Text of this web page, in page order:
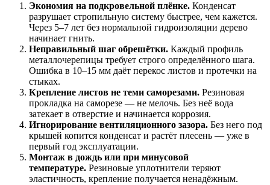
Экономия на подкровельной плёнке. Конденсат
разрушает стропильную систему быстрее, чем кажется.
Через 5–7 лет без нормальной гидроизоляции дерево
начинает гнить.
Неправильный шаг обрешётки. Каждый профиль
металлочерепицы требует строго определённого шага.
Ошибка в 10–15 мм даёт перекос листов и протечки на
стыках.
Крепление листов не теми саморезами. Резиновая
прокладка на саморезе — не мелочь. Без неё вода
затекает в отверстие и начинается коррозия.
Игнорирование вентиляционного зазора. Без него под
крышей копится конденсат и растёт плесень — уже в
первый год эксплуатации.
Монтаж в дождь или при минусовой
температуре. Резиновые уплотнители теряют
эластичность, крепление получается ненадёжным.